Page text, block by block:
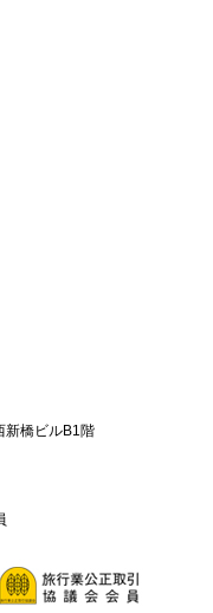
新橋ビルB1階